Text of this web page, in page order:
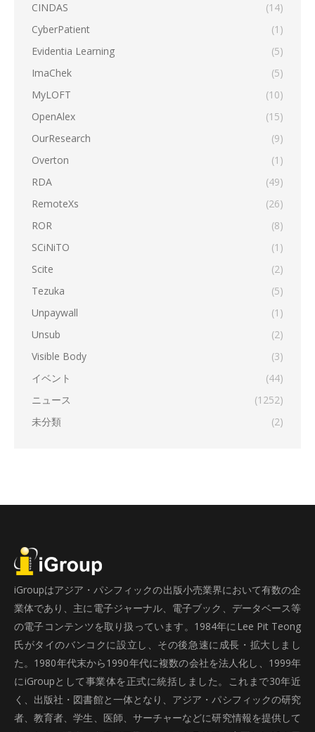
CINDAS
(14)
CyberPatient
(1)
Evidentia Learning
(5)
ImaChek
(5)
MyLOFT
(10)
OpenAlex
(15)
OurResearch
(9)
Overton
(1)
RDA
(49)
RemoteXs
(26)
ROR
(8)
SCiNiTO
(1)
Scite
(2)
Tezuka
(5)
Unpaywall
(1)
Unsub
(2)
Visible Body
(3)
イベント
(44)
ニュース
(1252)
未分類
(2)
iGroupはアジア・パシフィックの出版小売業界において有数の企
業体であり、主に電子ジャーナル、電子ブック、データベース等
の電子コンテンツを取り扱っています。1984年にLee Pit Teong
氏がタイのバンコクに設立し、その後急速に成長・拡大しまし
た。1980年代末から1990年代に複数の会社を法人化し、1999年
にiGroupとして事業体を正式に統括しました。これまで30年近
く、出版社・図書館と一体となり、アジア・パシフィックの研究
者、教育者、学生、医師、サーチャーなどに研究情報を提供して